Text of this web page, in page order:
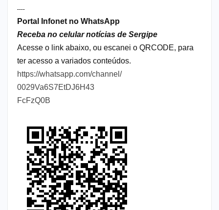
----
Portal Infonet no WhatsApp
Receba no celular notícias de Sergipe
Acesse o link abaixo, ou escanei o QRCODE, para
ter acesso a variados conteúdos.
https://whatsapp.com/channel/
0029Va6S7EtDJ6H43
FcFzQ0B